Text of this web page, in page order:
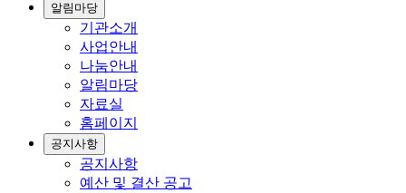
알림마당
기관소개
사업안내
나눔안내
알림마당
자료실
홈페이지
공지사항
공지사항
예산 및 결산 공고